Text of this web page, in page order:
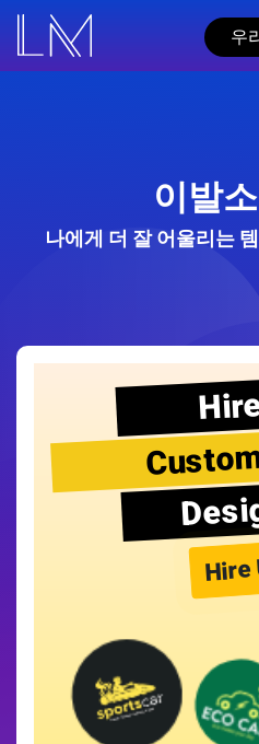
우
이발
나에게 더 잘 어울리는
Hire